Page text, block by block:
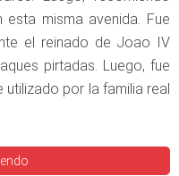
esta misma avenida. Fue
el reinado de Joao IV
pirtadas. Luego, fue
por la familia real